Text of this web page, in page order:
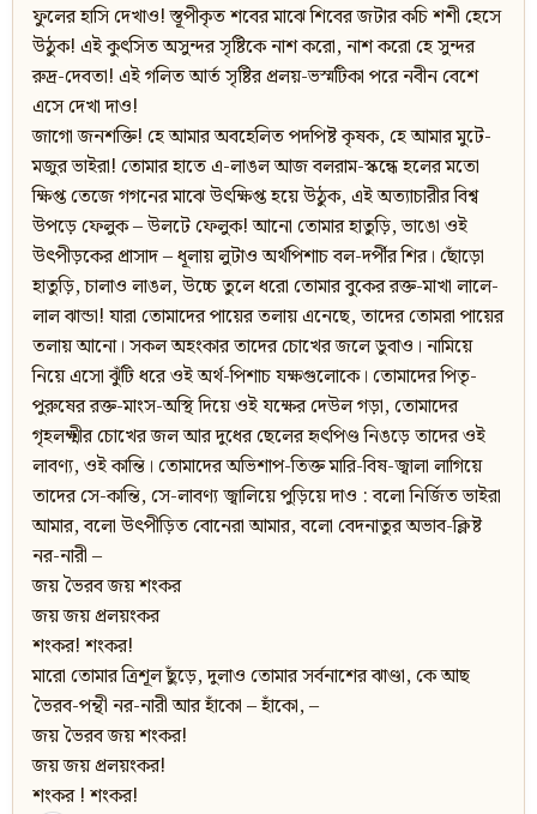
ফুলের হাসি দেখাও! স্তূপীকৃত শবের মাঝে শিবের জটার কচি শশী হেসে
উঠুক! এই কুৎসিত অসুন্দর সৃষ্টিকে নাশ করো, নাশ করো হে সুন্দর
রুদ্র-দেবতা! এই গলিত আর্ত সৃষ্টির প্রলয়-ভস্মটিকা পরে নবীন বেশে
এসে দেখা দাও!
জাগো জনশক্তি! হে আমার অবহেলিত পদপিষ্ট কৃষক, হে আমার মুটে-
মজুর ভাইরা! তোমার হাতে এ-লাঙল আজ বলরাম-স্কন্ধে হলের মতো
ক্ষিপ্ত তেজে গগনের মাঝে উৎক্ষিপ্ত হয়ে উঠুক, এই অত্যাচারীর বিশ্ব
উপড়ে ফেলুক – উলটে ফেলুক! আনো তোমার হাতুড়ি, ভাঙো ওই
উৎপীড়কের প্রাসাদ – ধূলায় লুটাও অর্থপিশাচ বল-দর্পীর শির। ছোঁড়ো
হাতুড়ি, চালাও লাঙল, উচ্চে তুলে ধরো তোমার বুকের রক্ত-মাখা লালে-
লাল ঝান্ডা! যারা তোমাদের পায়ের তলায় এনেছে, তাদের তোমরা পায়ের
তলায় আনো। সকল অহংকার তাদের চোখের জলে ডুবাও। নামিয়ে
নিয়ে এসো ঝুঁটি ধরে ওই অর্থ-পিশাচ যক্ষগুলোকে। তোমাদের পিতৃ-
পুরুষের রক্ত-মাংস-অস্থি দিয়ে ওই যক্ষের দেউল গড়া, তোমাদের
গৃহলক্ষ্মীর চোখের জল আর দুধের ছেলের হৃৎপিণ্ড নিঙড়ে তাদের ওই
লাবণ্য, ওই কান্তি। তোমাদের অভিশাপ-তিক্ত মারি-বিষ-জ্বালা লাগিয়ে
তাদের সে-কান্তি, সে-লাবণ্য জ্বালিয়ে পুড়িয়ে দাও : বলো নির্জিত ভাইরা
আমার, বলো উৎপীড়িত বোনেরা আমার, বলো বেদনাতুর অভাব-ক্লিষ্ট
নর-নারী –
জয় ভৈরব জয় শংকর
জয় জয় প্রলয়ংকর
শংকর! শংকর!
মারো তোমার ত্রিশূল ছুঁড়ে, দুলাও তোমার সর্বনাশের ঝাণ্ডা, কে আছ
ভৈরব-পন্থী নর-নারী আর হাঁকো – হাঁকো, –
জয় ভৈরব জয় শংকর!
জয় জয় প্রলয়ংকর!
শংকর ! শংকর!